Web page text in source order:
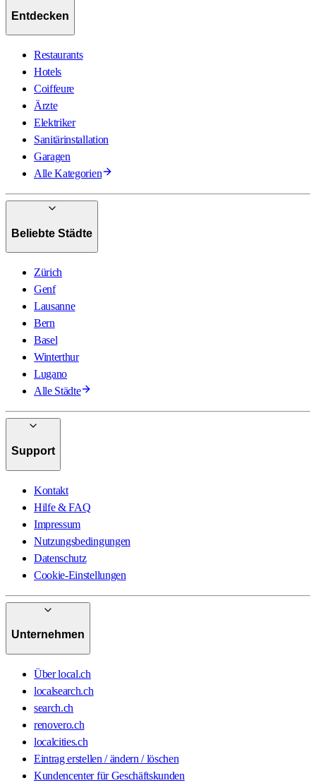
Entdecken
Restaurants
Hotels
Coiffeure
Ärzte
Elektriker
Sanitärinstallation
Garagen
Alle Kategorien
Beliebte Städte
Zürich
Genf
Lausanne
Bern
Basel
Winterthur
Lugano
Alle Städte
Support
Kontakt
Hilfe & FAQ
Impressum
Nutzungsbedingungen
Datenschutz
Cookie-Einstellungen
Unternehmen
Über local.ch
localsearch.ch
search.ch
renovero.ch
localcities.ch
Eintrag erstellen / ändern / löschen
Kundencenter für Geschäftskunden